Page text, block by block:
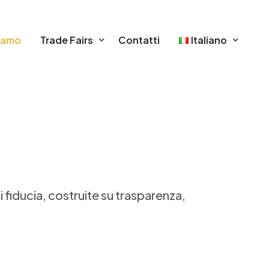
Trade Fairs
Formazione, Arte & Cultura
Contatti Italiano
costruite su trasparenza,